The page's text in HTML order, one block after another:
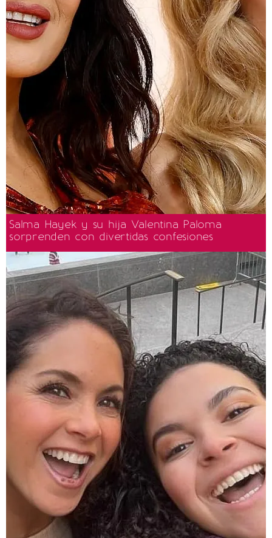
Salma Hayek y su hija Valentina Paloma
sorprenden con divertidas confesiones